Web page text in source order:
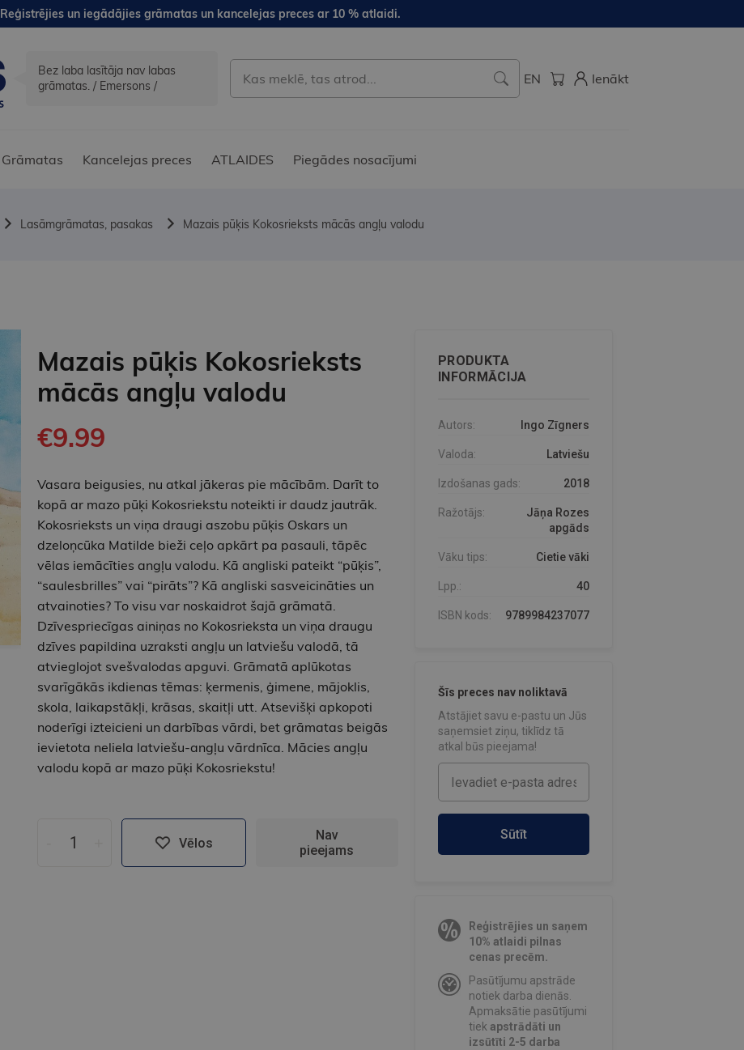
Reģistrējies un iegādājies grāmatas un kancelejas preces ar 10 % atlaidi.
Bez laba lasītāja nav labas
grāmatas. / Emersons /
EN Ienākt
Grāmatas Kancelejas preces ATLAIDES Piegādes nosacījumi
Lasāmgrāmatas, pasakas Mazais pūķis Kokosrieksts mācās angļu valodu
Mazais pūķis Kokosrieksts
mācās angļu valodu
€9.99
Vasara beigusies, nu atkal jākeras pie mācībām. Darīt to
kopā ar mazo pūķi Kokosriekstu noteikti ir daudz jautrāk.
Kokosrieksts un viņa draugi aszobu pūķis Oskars un
dzeloņcūka Matilde bieži ceļo apkārt pa pasauli, tāpēc
vēlas iemācīties angļu valodu. Kā angliski pateikt “pūķis”,
“saulesbrilles” vai “pirāts”? Kā angliski sasveicināties un
atvainoties? To visu var noskaidrot šajā grāmatā.
Dzīvespriecīgas ainiņas no Kokosrieksta un viņa draugu
dzīves papildina uzraksti angļu un latviešu valodā, tā
atvieglojot svešvalodas apguvi. Grāmatā aplūkotas
svarīgākās ikdienas tēmas: ķermenis, ģimene, mājoklis,
skola, laikapstākļi, krāsas, skaitļi utt. Atsevišķi apkopoti
noderīgi izteicieni un darbības vārdi, bet grāmatas beigās
ievietota neliela latviešu-angļu vārdnīca. Mācies angļu
valodu kopā ar mazo pūķi Kokosriekstu!
Vēlos
Nav
pieejams
PRODUKTA
INFORMĀCIJA
Autors: Ingo Zīgners
Valoda: Latviešu
Izdošanas gads: 2018
Ražotājs:
Jāņa Rozes
apgāds
Vāku tips: Cietie vāki
Lpp.: 40
ISBN kods: 9789984237077
Šīs preces nav noliktavā
Atstājiet savu e-pastu un Jūs
saņemsiet ziņu, tiklīdz tā
atkal būs pieejama!
Sūtīt
Reģistrējies un saņem
10% atlaidi pilnas
cenas precēm.
Pasūtījumu apstrāde
notiek darba dienās.
Apmaksātie pasūtījumi
tiekapstrādāti un
izsūtīti 2-5 darba